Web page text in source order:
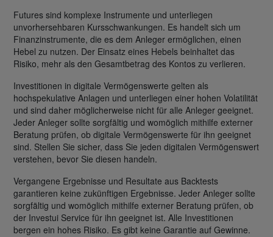
Futures sind komplexe Instrumente und unterliegen
unvorhersehbaren Kursschwankungen. Es handelt sich um
Finanzinstrumente, die es dem Anleger ermöglichen, einen
Hebel zu nutzen. Der Einsatz eines Hebels beinhaltet das
Risiko, mehr als den Gesamtbetrag des Kontos zu verlieren.
Investitionen in digitale Vermögenswerte gelten als
hochspekulative Anlagen und unterliegen einer hohen Volatilität
und sind daher möglicherweise nicht für alle Anleger geeignet.
Jeder Anleger sollte sorgfältig und womöglich mithilfe externer
Beratung prüfen, ob digitale Vermögenswerte für ihn geeignet
sind. Stellen Sie sicher, dass Sie jeden digitalen Vermögenswert
verstehen, bevor Sie diesen handeln.
Vergangene Ergebnisse und Resultate aus Backtests
garantieren keine zukünftigen Ergebnisse. Jeder Anleger sollte
sorgfältig und womöglich mithilfe externer Beratung prüfen, ob
der Investui Service für ihn geeignet ist. Alle Investitionen
bergen ein hohes Risiko. Es gibt keine Garantie auf Gewinne.